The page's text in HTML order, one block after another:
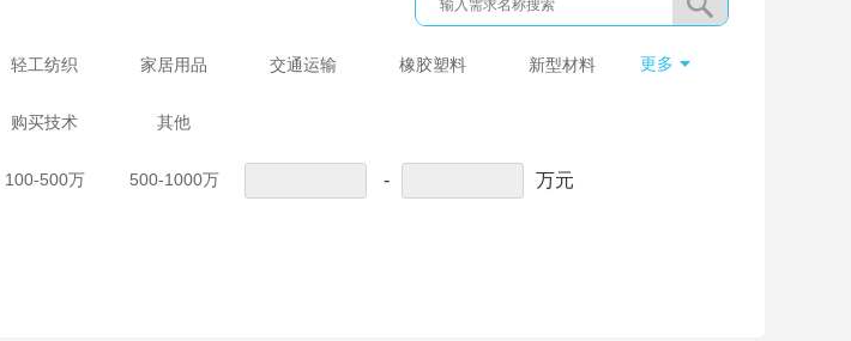
更多
轻工纺织 家居用品 交通运输 橡胶塑料 新型材料
购买技术 其他
100-500万 500-1000万 - 万元